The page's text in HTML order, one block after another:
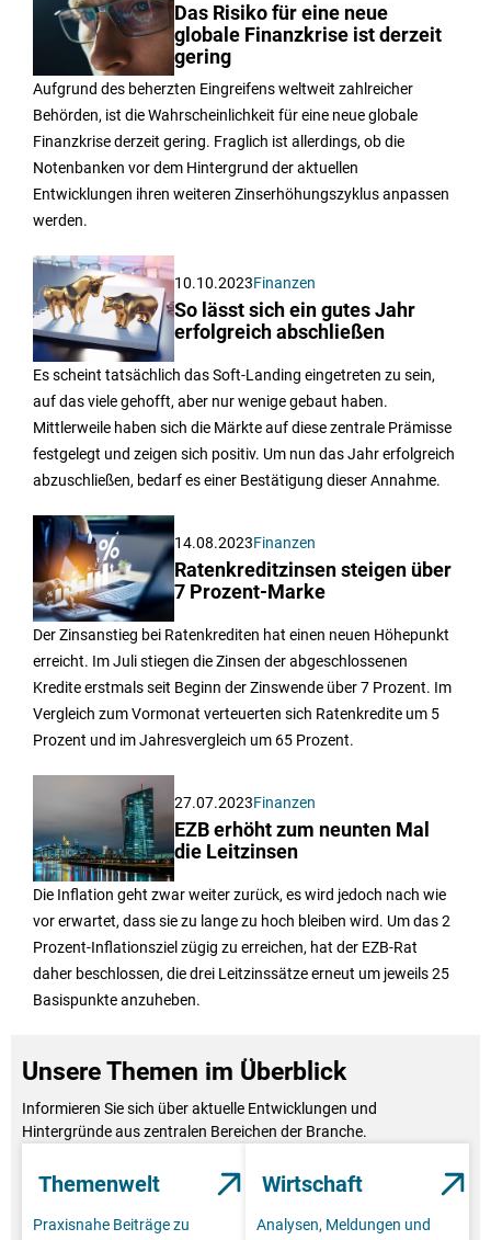
Das Risiko für eine neue
globale Finanzkrise ist derzeit
gering
Aufgrund des beherzten Eingreifens weltweit zahlreicher
Behörden, ist die Wahrscheinlichkeit für eine neue globale
Finanzkrise derzeit gering. Fraglich ist allerdings, ob die
Notenbanken vor dem Hintergrund der aktuellen
Entwicklungen ihren weiteren Zinserhöhungszyklus anpassen
werden.
10.10.2023Finanzen
So lässt sich ein gutes Jahr
erfolgreich abschließen
Es scheint tatsächlich das Soft-Landing eingetreten zu sein,
auf das viele gehofft, aber nur wenige gebaut haben.
Mittlerweile haben sich die Märkte auf diese zentrale Prämisse
festgelegt und zeigen sich positiv. Um nun das Jahr erfolgreich
abzuschließen, bedarf es einer Bestätigung dieser Annahme.
14.08.2023Finanzen
Ratenkreditzinsen steigen über
7 Prozent-Marke
Der Zinsanstieg bei Ratenkrediten hat einen neuen Höhepunkt
erreicht. Im Juli stiegen die Zinsen der abgeschlossenen
Kredite erstmals seit Beginn der Zinswende über 7 Prozent. Im
Vergleich zum Vormonat verteuerten sich Ratenkredite um 5
Prozent und im Jahresvergleich um 65 Prozent.
27.07.2023Finanzen
EZB erhöht zum neunten Mal
die Leitzinsen
Die Inflation geht zwar weiter zurück, es wird jedoch nach wie
vor erwartet, dass sie zu lange zu hoch bleiben wird. Um das 2
Prozent-Inflationsziel zügig zu erreichen, hat der EZB-Rat
daher beschlossen, die drei Leitzinssätze erneut um jeweils 25
Basispunkte anzuheben.
Unsere Themen im Überblick
Informieren Sie sich über aktuelle Entwicklungen und
Hintergründe aus zentralen Bereichen der Branche.
Themenwelt
Praxisnahe Beiträge zu
Wirtschaft
Analysen, Meldungen und